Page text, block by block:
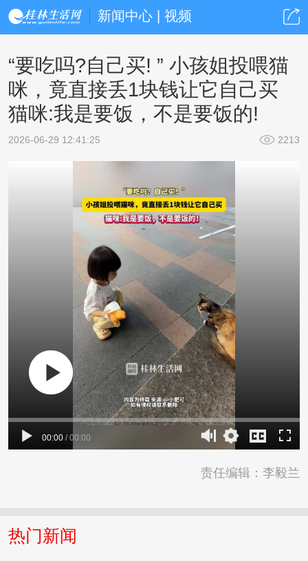
新闻中心 | 视频
“要吃吗?自己买! ” 小孩姐投喂猫
咪，竟直接丢1块钱让它自己买
猫咪:我是要饭，不是要饭的!
2026-06-29 12:41:25 2213
00:00 / 00:00
责任编辑：李毅兰
热门新闻